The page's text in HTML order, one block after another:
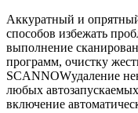
Аккуратный и
способов избежать
выполнение
программ, очистку
SCANNOWудаление
любых
включение